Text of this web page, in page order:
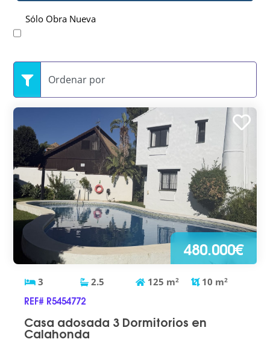
Sólo Obra Nueva
480.000€
3 2.5 125 m2 10 m2
REF# R5454772
Casa adosada 3 Dormitorios en
Calahonda